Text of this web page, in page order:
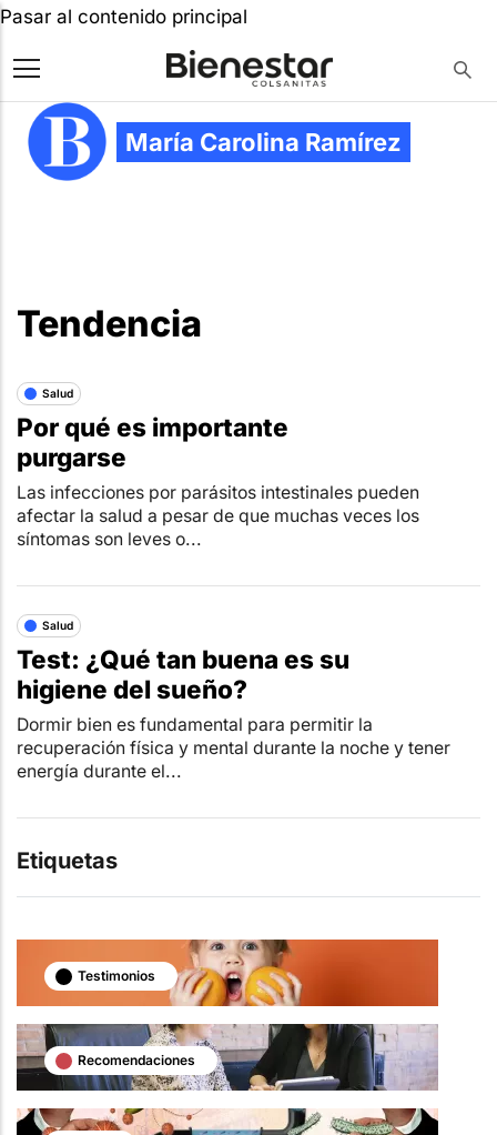
Pasar al contenido principal
María Carolina Ramírez
Tendencia
Salud
Por qué es importante
purgarse
Las infecciones por parásitos intestinales pueden
afectar la salud a pesar de que muchas veces los
síntomas son leves o...
Salud
Test: ¿Qué tan buena es su
higiene del sueño?
Dormir bien es fundamental para permitir la
recuperación física y mental durante la noche y tener
energía durante el...
Etiquetas
Testimonios
Recomendaciones